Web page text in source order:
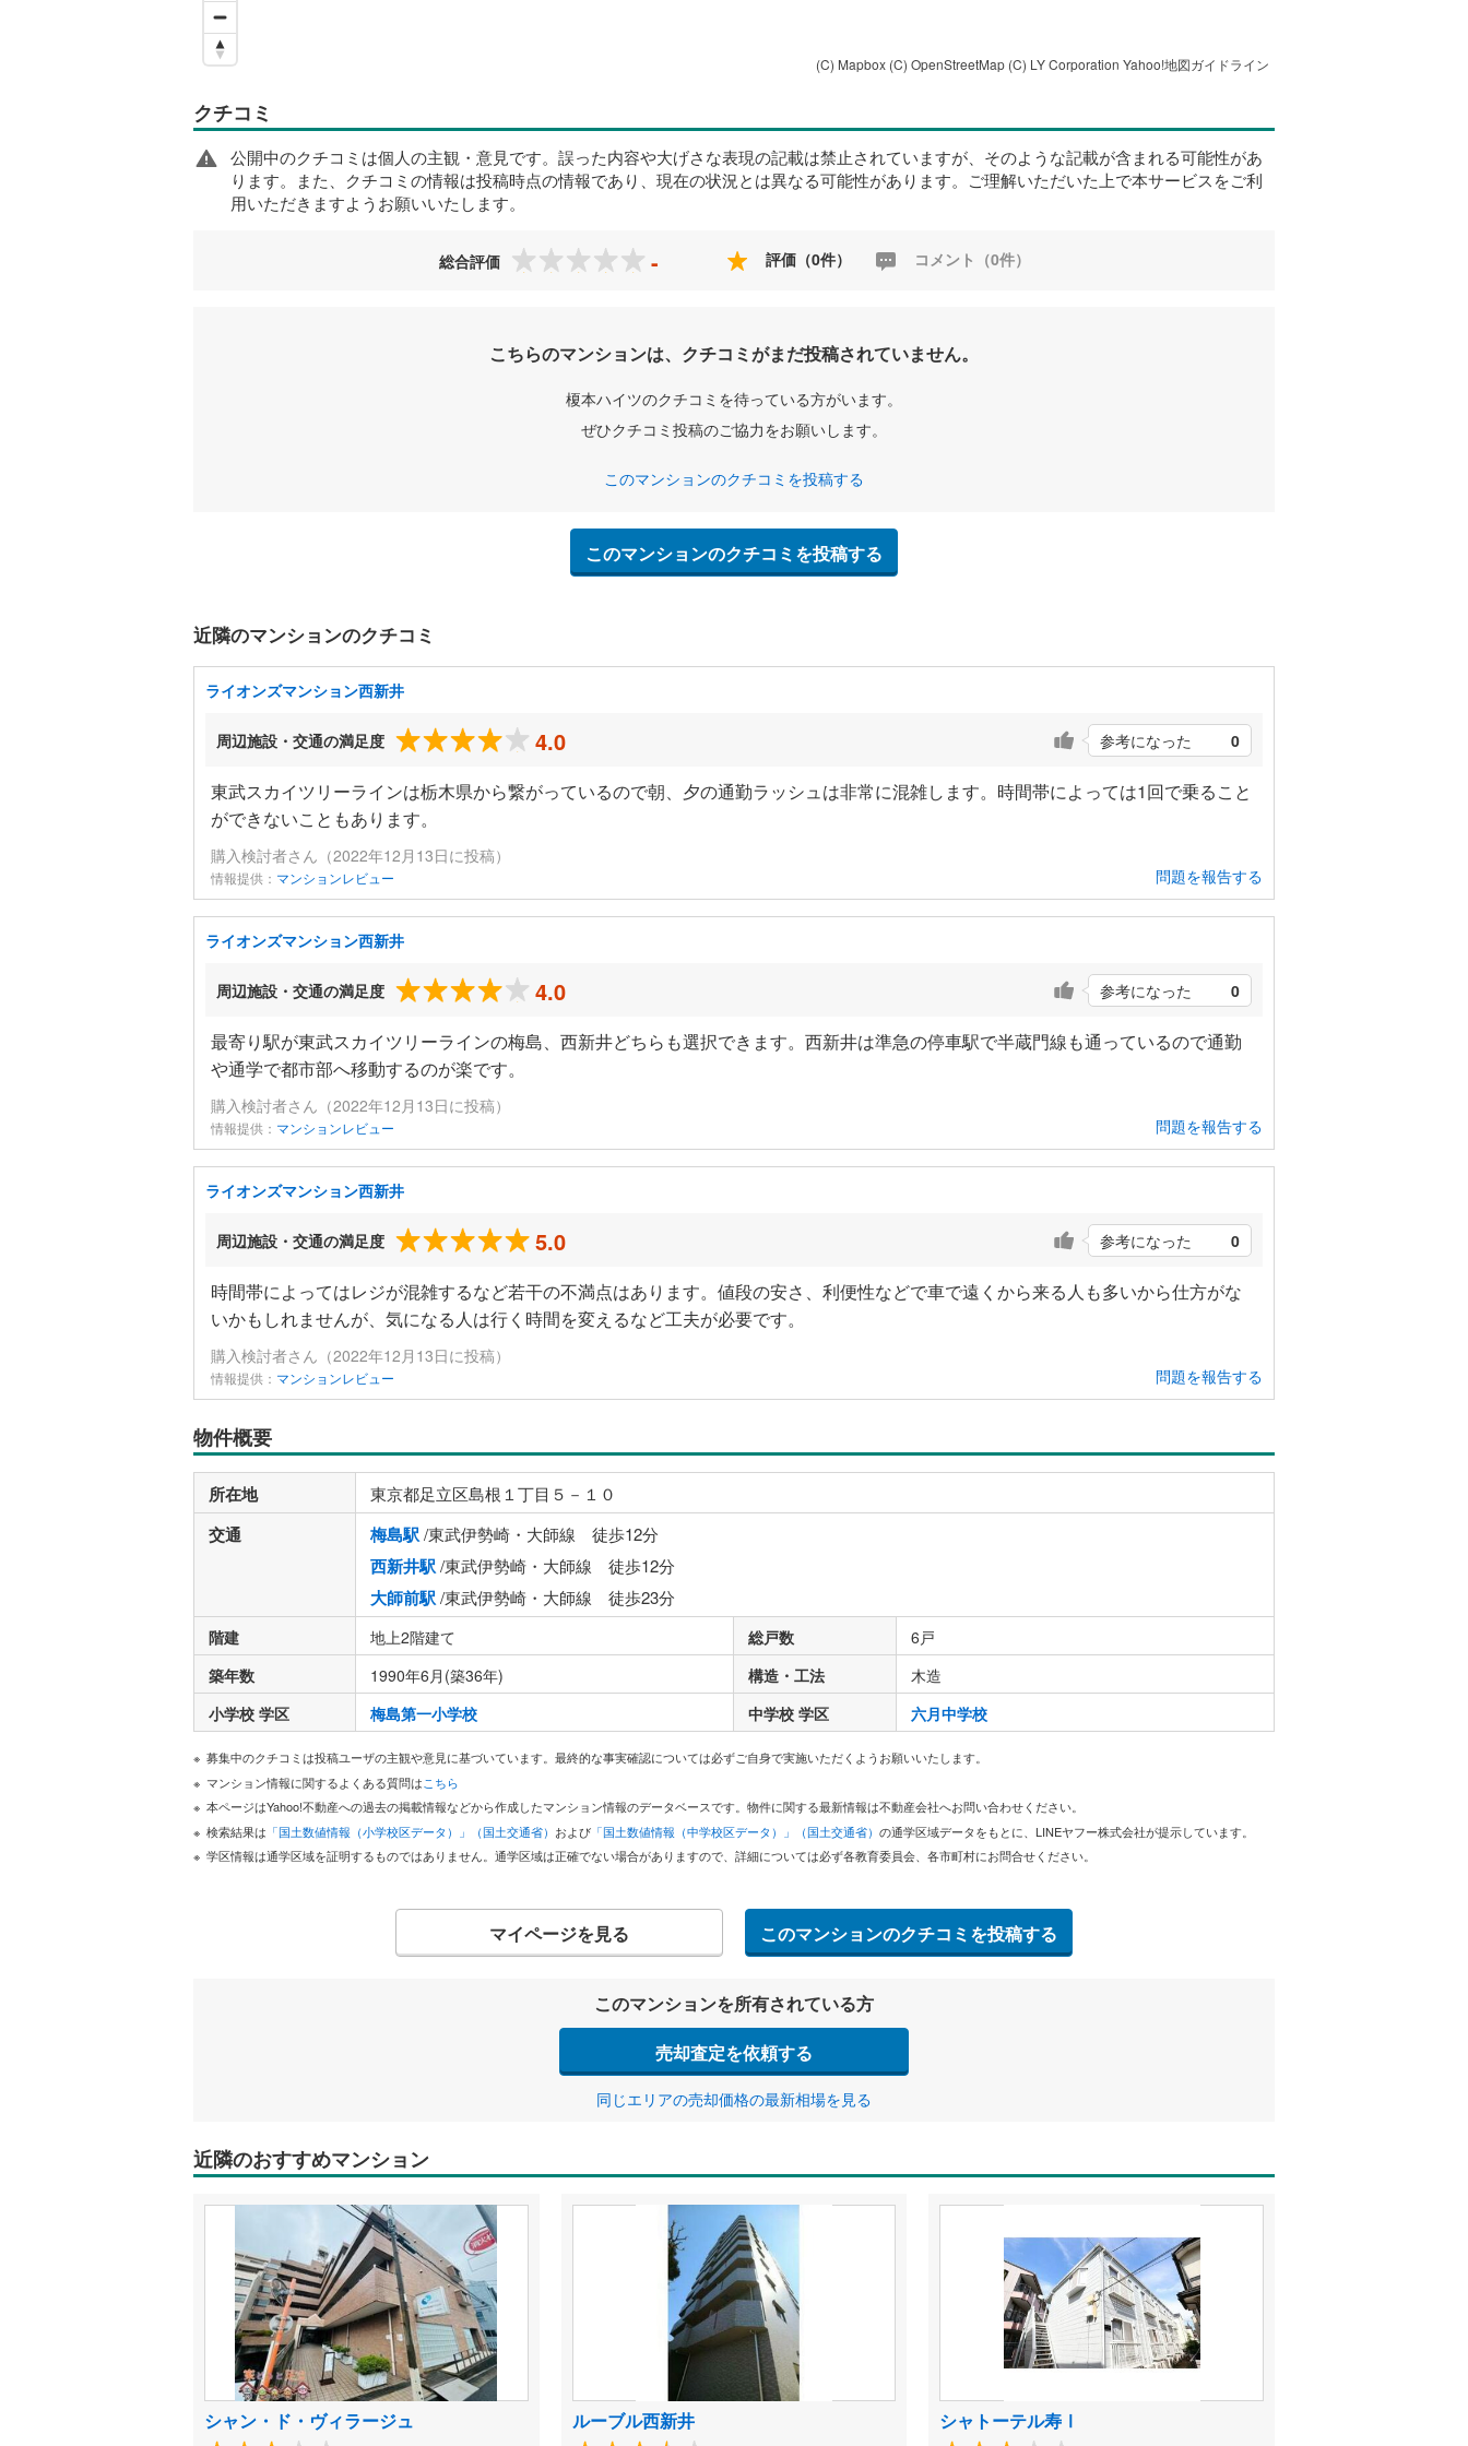
(C) Mapbox (C) OpenStreetMap (C) LY Corporation Yahoo!地図ガイドライン
クチコミ
公開中のクチコミは個人の主観・意見です。誤った内容や大げさな表現の記載は禁止されていますが、そのような記載が含まれる可能性があ
ります。また、クチコミの情報は投稿時点の情報であり、現在の状況とは異なる可能性があります。ご理解いただいた上で本サービスをご利
用いただきますようお願いいたします。
総合評価 - 評価（0件） コメント（0件）
こちらのマンションは、クチコミがまだ投稿されていません。
榎本ハイツのクチコミを待っている方がいます。
ぜひクチコミ投稿のご協力をお願いします。
このマンションのクチコミを投稿する
このマンションのクチコミを投稿する
近隣のマンションのクチコミ
ライオンズマンション西新井
周辺施設・交通の満足度 4.0 参考になった 0
東武スカイツリーラインは栃木県から繋がっているので朝、夕の通勤ラッシュは非常に混雑します。時間帯によっては1回で乗ること
ができないこともあります。
購入検討者さん（2022年12月13日に投稿）
情報提供： マンションレビュー 問題を報告する
ライオンズマンション西新井
周辺施設・交通の満足度 4.0 参考になった 0
最寄り駅が東武スカイツリーラインの梅島、西新井どちらも選択できます。西新井は準急の停車駅で半蔵門線も通っているので通勤
や通学で都市部へ移動するのが楽です。
購入検討者さん（2022年12月13日に投稿）
情報提供： マンションレビュー 問題を報告する
ライオンズマンション西新井
周辺施設・交通の満足度 5.0 参考になった 0
時間帯によってはレジが混雑するなど若干の不満点はあります。値段の安さ、利便性などで車で遠くから来る人も多いから仕方がな
いかもしれませんが、気になる人は行く時間を変えるなど工夫が必要です。
購入検討者さん（2022年12月13日に投稿）
情報提供： マンションレビュー 問題を報告する
物件概要
所在地 東京都足立区島根１丁目５－１０
交通 梅島駅/東武伊勢崎・大師線 徒歩12分
西新井駅/東武伊勢崎・大師線 徒歩12分
大師前駅/東武伊勢崎・大師線 徒歩23分
階建 地上2階建て 総戸数
6戸
築年数
1990年6月(築36年) 構造・工法
木造
小学校 学区
梅島第一小学校 中学校 学区 六月中学校
募集中のクチコミは投稿ユーザの主観や意見に基づいています。最終的な事実確認については必ずご自身で実施いただくようお願いいたします。
マンション情報に関するよくある質問はこちら
本ページはYahoo!不動産への過去の掲載情報などから作成したマンション情報のデータベースです。物件に関する最新情報は不動産会社へお問い合わせください。
検索結果は 「国土数値情報（小学校区データ）」（国土交通省） および 「国土数値情報（中学校区データ）」（国土交通省） の通学区域データをもとに、LINEヤフー株式会社が提示しています。
学区情報は通学区域を証明するものではありません。通学区域は正確でない場合がありますので、詳細については必ず各教育委員会、各市町村にお問合せください。
マイページを見る このマンションのクチコミを投稿する
このマンションを所有されている方
売却査定を依頼する
同じエリアの売却価格の最新相場を見る
近隣のおすすめマンション
シャン・ド・ヴィラージュ ルーブル西新井 シャトーテル寿Ⅰ